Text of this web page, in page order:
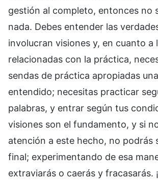
gestión al completo, entonces no
nada. Debes entender las
involucran visiones y, en cuanto a
relacionadas con la práctica,
sendas de práctica apropiadas
entendido; necesitas practicar
palabras, y entrar según tus
visiones son el fundamento, y si
atención a este hecho, no podrás
final; experimentando de esa
extraviarás o caerás y fracasarás.